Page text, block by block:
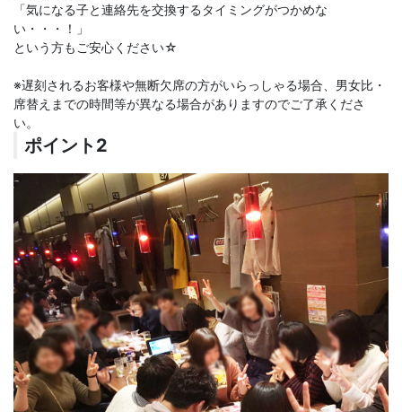
「気になる子と連絡先を交換するタイミングがつかめな
い・・・！」
という方もご安心ください☆
※遅刻されるお客様や無断欠席の方がいらっしゃる場合、男女比・
席替えまでの時間等が異なる場合がありますのでご了承くださ
い。
ポイント2